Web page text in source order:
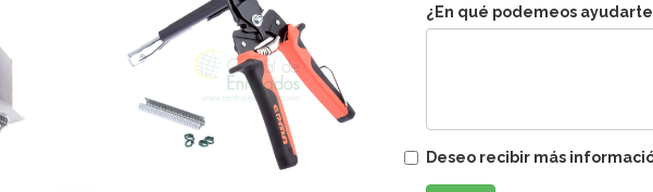
¿En qué podemeos
Deseo recibir más